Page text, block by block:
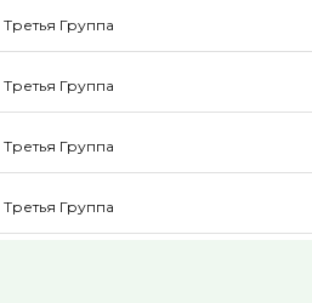
Третья Группа
Третья Группа
Третья Группа
Третья Группа